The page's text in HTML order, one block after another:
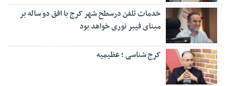
خدمات تلفن درسطح شهر کرج با افق دو ساله بر
مبنای فیبر نوری خواهد بود
کرج شناسی ؛ عظیمیه